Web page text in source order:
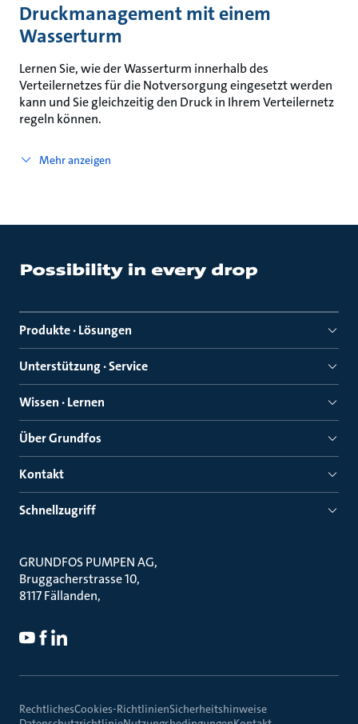
Druckmanagement mit einem
Wasserturm
Lernen Sie, wie der Wasserturm innerhalb des
Verteilernetzes für die Notversorgung eingesetzt werden
kann und Sie gleichzeitig den Druck in Ihrem Verteilernetz
regeln können.
Mehr anzeigen
Produkte · Lösungen
Unterstützung · Service
Wissen · Lernen
Über Grundfos
Kontakt
Schnellzugriff
GRUNDFOS PUMPEN AG
Bruggacherstrasse 10
8117 Fällanden
RechtlichesCookies-RichtlinienSicherheitshinweise